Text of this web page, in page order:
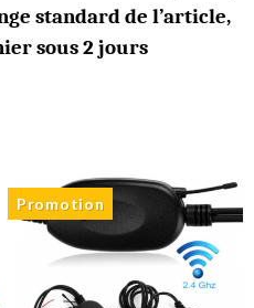
standard de l’article,
sous 2 jours
Promotion